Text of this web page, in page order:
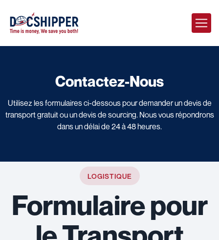
Contactez-Nous
Utilisez les formulaires ci-dessous pour demander un devis de
transport gratuit ou un devis de sourcing. Nous vous répondrons
dans un délai de 24 à 48 heures.
LOGISTIQUE
Formulaire pour